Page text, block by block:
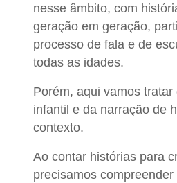
nesse âmbito, com
geração em geração,
processo de fala e de
todas as idades.
Porém, aqui vamos tratar
infantil e da narração de
contexto.
Ao contar histórias para
precisamos